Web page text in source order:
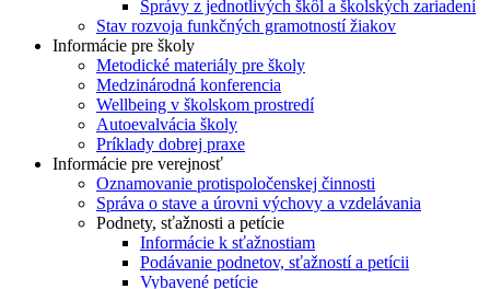
Správy z jednotlivých škôl a školských zariadení
Stav rozvoja funkčných gramotností žiakov
Informácie pre školy
Metodické materiály pre školy
Medzinárodná konferencia
Wellbeing v školskom prostredí
Autoevalvácia školy
Príklady dobrej praxe
Informácie pre verejnosť
Oznamovanie protispoločenskej činnosti
Správa o stave a úrovni výchovy a vzdelávania
Podnety, sťažnosti a petície
Informácie k sťažnostiam
Podávanie podnetov, sťažností a petícii
Vybavené petície